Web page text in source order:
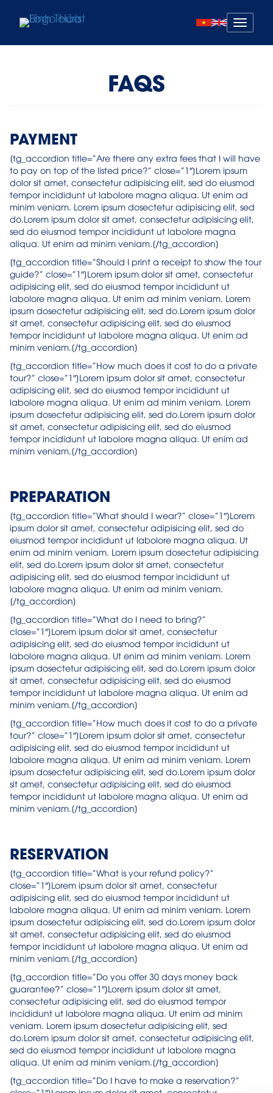
Mở
menu
FAQS
PAYMENT
[tg_accordion title=”Are there any extra fees that I will have
to pay on top of the listed price?” close=”1″]Lorem ipsum
dolor sit amet, consectetur adipisicing elit, sed do eiusmod
tempor incididunt ut labolore magna aliqua. Ut enim ad
minim veniam. Lorem ipsum dosectetur adipisicing elit, sed
do.Lorem ipsum dolor sit amet, consectetur adipisicing elit,
sed do eiusmod tempor incididunt ut labolore magna
aliqua. Ut enim ad minim veniam.[/tg_accordion]
[tg_accordion title=”Should I print a receipt to show the tour
guide?” close=”1″]Lorem ipsum dolor sit amet, consectetur
adipisicing elit, sed do eiusmod tempor incididunt ut
labolore magna aliqua. Ut enim ad minim veniam. Lorem
ipsum dosectetur adipisicing elit, sed do.Lorem ipsum dolor
sit amet, consectetur adipisicing elit, sed do eiusmod
tempor incididunt ut labolore magna aliqua. Ut enim ad
minim veniam.[/tg_accordion]
[tg_accordion title=”How much does it cost to do a private
tour?” close=”1″]Lorem ipsum dolor sit amet, consectetur
adipisicing elit, sed do eiusmod tempor incididunt ut
labolore magna aliqua. Ut enim ad minim veniam. Lorem
ipsum dosectetur adipisicing elit, sed do.Lorem ipsum dolor
sit amet, consectetur adipisicing elit, sed do eiusmod
tempor incididunt ut labolore magna aliqua. Ut enim ad
minim veniam.[/tg_accordion]
PREPARATION
[tg_accordion title=”What should I wear?” close=”1″]Lorem
ipsum dolor sit amet, consectetur adipisicing elit, sed do
eiusmod tempor incididunt ut labolore magna aliqua. Ut
enim ad minim veniam. Lorem ipsum dosectetur adipisicing
elit, sed do.Lorem ipsum dolor sit amet, consectetur
adipisicing elit, sed do eiusmod tempor incididunt ut
labolore magna aliqua. Ut enim ad minim veniam.
[/tg_accordion]
[tg_accordion title=”What do I need to bring?”
close=”1″]Lorem ipsum dolor sit amet, consectetur
adipisicing elit, sed do eiusmod tempor incididunt ut
labolore magna aliqua. Ut enim ad minim veniam. Lorem
ipsum dosectetur adipisicing elit, sed do.Lorem ipsum dolor
sit amet, consectetur adipisicing elit, sed do eiusmod
tempor incididunt ut labolore magna aliqua. Ut enim ad
minim veniam.[/tg_accordion]
[tg_accordion title=”How much does it cost to do a private
tour?” close=”1″]Lorem ipsum dolor sit amet, consectetur
adipisicing elit, sed do eiusmod tempor incididunt ut
labolore magna aliqua. Ut enim ad minim veniam. Lorem
ipsum dosectetur adipisicing elit, sed do.Lorem ipsum dolor
sit amet, consectetur adipisicing elit, sed do eiusmod
tempor incididunt ut labolore magna aliqua. Ut enim ad
minim veniam.[/tg_accordion]
RESERVATION
[tg_accordion title=”What is your refund policy?”
close=”1″]Lorem ipsum dolor sit amet, consectetur
adipisicing elit, sed do eiusmod tempor incididunt ut
labolore magna aliqua. Ut enim ad minim veniam. Lorem
ipsum dosectetur adipisicing elit, sed do.Lorem ipsum dolor
sit amet, consectetur adipisicing elit, sed do eiusmod
tempor incididunt ut labolore magna aliqua. Ut enim ad
minim veniam.[/tg_accordion]
[tg_accordion title=”Do you offer 30 days money back
guarantee?” close=”1″]Lorem ipsum dolor sit amet,
consectetur adipisicing elit, sed do eiusmod tempor
incididunt ut labolore magna aliqua. Ut enim ad minim
veniam. Lorem ipsum dosectetur adipisicing elit, sed
do.Lorem ipsum dolor sit amet, consectetur adipisicing elit,
sed do eiusmod tempor incididunt ut labolore magna
aliqua. Ut enim ad minim veniam.[/tg_accordion]
[tg_accordion title=”Do I have to make a reservation?”